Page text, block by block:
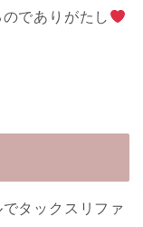
でありがたし
タックスリファ